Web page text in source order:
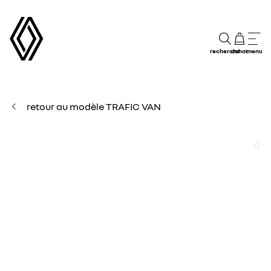
rechercheachatmenu
retour au modèle TRAFIC VAN